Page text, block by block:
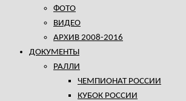
ФОТО
ВИДЕО
АРХИВ 2008-2016
ДОКУМЕНТЫ
РАЛЛИ
ЧЕМПИОНАТ РОССИИ
КУБОК РОССИИ